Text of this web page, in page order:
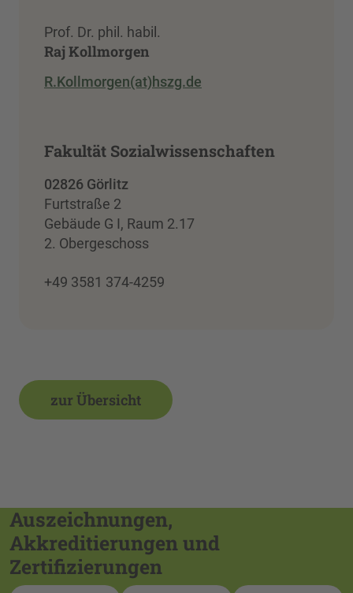
Prof. Dr. phil. habil.
Raj Kollmorgen
R.Kollmorgen(at)hszg.de
Fakultät Sozialwissenschaften
02826 Görlitz
Furtstraße 2
Gebäude G I, Raum 2.17
2. Obergeschoss
+49 3581 374-4259
zur Übersicht
Auszeichnungen,
Akkreditierungen und
Zertifizierungen